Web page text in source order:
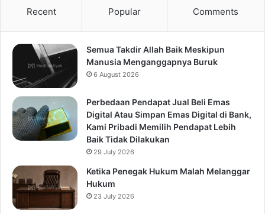
Recent Popular Comments
Semua Takdir Allah Baik Meskipun
Manusia Menganggapnya Buruk
6 August 2026
Perbedaan Pendapat Jual Beli Emas
Digital Atau Simpan Emas Digital di Bank,
Kami Pribadi Memilih Pendapat Lebih
Baik Tidak Dilakukan
29 July 2026
Ketika Penegak Hukum Malah Melanggar
Hukum
23 July 2026